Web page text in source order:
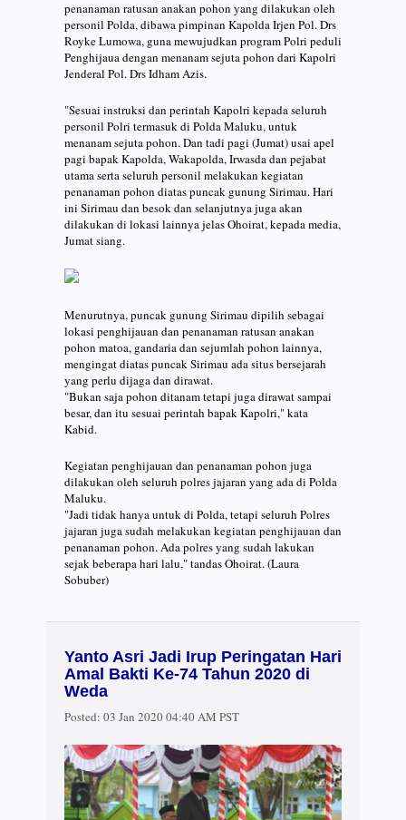
penanaman ratusan anakan pohon yang dilakukan oleh
personil Polda, dibawa pimpinan Kapolda Irjen Pol. Drs
Royke Lumowa, guna mewujudkan program Polri peduli
Penghijaua dengan menanam sejuta pohon dari Kapolri
Jenderal Pol. Drs Idham Azis.
"Sesuai instruksi dan perintah Kapolri kepada seluruh
personil Polri termasuk di Polda Maluku, untuk
menanam sejuta pohon. Dan tadi pagi (Jumat) usai apel
pagi bapak Kapolda, Wakapolda, Irwasda dan pejabat
utama serta seluruh personil melakukan kegiatan
penanaman pohon diatas puncak gunung Sirimau. Hari
ini Sirimau dan besok dan selanjutnya juga akan
dilakukan di lokasi lainnya jelas Ohoirat, kepada media,
Jumat siang.
Menurutnya, puncak gunung Sirimau dipilih sebagai
lokasi penghijauan dan penanaman ratusan anakan
pohon matoa, gandaria dan sejumlah pohon lainnya,
mengingat diatas puncak Sirimau ada situs bersejarah
yang perlu dijaga dan dirawat.
"Bukan saja pohon ditanam tetapi juga dirawat sampai
besar, dan itu sesuai perintah bapak Kapolri," kata
Kabid.
Kegiatan penghijauan dan penanaman pohon juga
dilakukan oleh seluruh polres jajaran yang ada di Polda
Maluku.
"Jadi tidak hanya untuk di Polda, tetapi seluruh Polres
jajaran juga sudah melakukan kegiatan penghijauan dan
penanaman pohon. Ada polres yang sudah lakukan
sejak beberapa hari lalu," tandas Ohoirat. (Laura
Sobuber)
Yanto Asri Jadi Irup Peringatan Hari
Amal Bakti Ke-74 Tahun 2020 di
Weda
Posted: 03 Jan 2020 04:40 AM PST